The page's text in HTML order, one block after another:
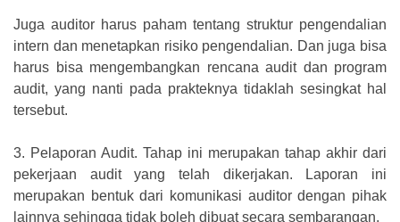
Juga auditor harus paham tentang struktur pengendalian
intern dan menetapkan risiko pengendalian. Dan juga bisa
harus bisa mengembangkan rencana audit dan program
audit, yang nanti pada prakteknya tidaklah sesingkat hal
tersebut.
3. Pelaporan Audit. Tahap ini merupakan tahap akhir dari
pekerjaan audit yang telah dikerjakan. Laporan ini
merupakan bentuk dari komunikasi auditor dengan pihak
lainnya sehingga tidak boleh dibuat secara sembarangan.